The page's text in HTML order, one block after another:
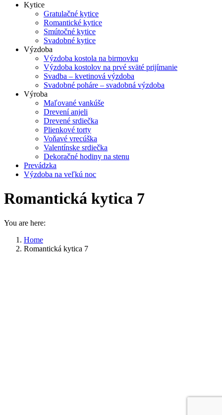
Kytice
Gratulačné kytice
Romantické kytice
Smútočné kytice
Svadobné kytice
Výzdoba
Výzdoba kostola na birmovku
Výzdoba kostolov na prvé sväté prijímanie
Svadba – kvetinová výzdoba
Svadobné poháre – svadobná výzdoba
Výroba
Maľované vankúše
Drevení anjeli
Drevené srdiečka
Plienkové torty
Voňavé vrecúška
Valentínske srdiečka
Dekoračné hodiny na stenu
Prevádzka
Výzdoba na veľkú noc
Romantická kytica 7
You are here:
Home
Romantická kytica 7